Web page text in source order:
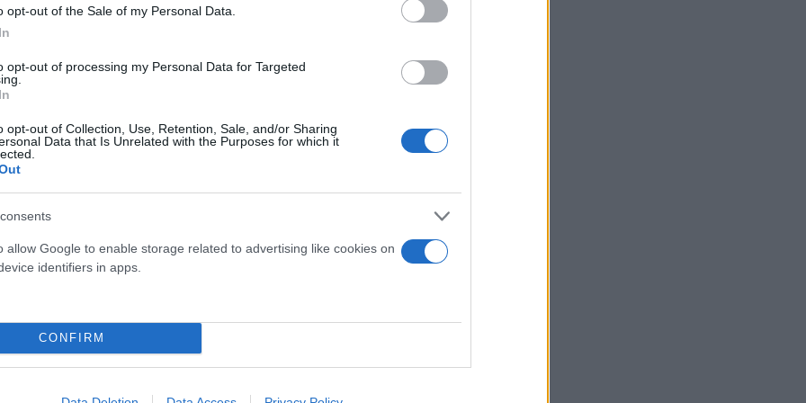
opt-out of the Sale of my Personal Data.
opt-out of processing my Personal Data for Targeted
opt-out of Collection, Use, Retention, Sale, and/or Sharing
Data that Is Unrelated with the Purposes for which it
allow Google to enable storage related to advertising like cookies on
identifiers in apps.
CONFIRM
3 γκολ, αλλά οι «ερυθρόλευκες» δεν της
πέτυχαν και αυτές τρία γκολ.